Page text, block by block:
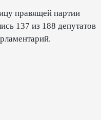
правящей партии
137 из 188 депутатов